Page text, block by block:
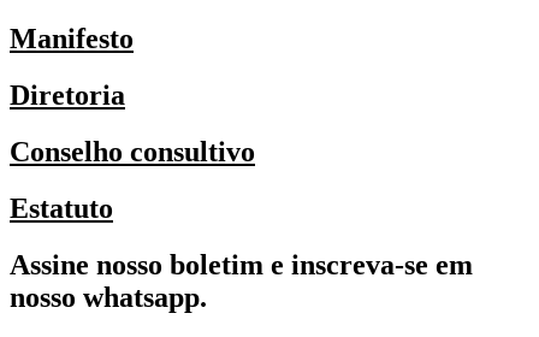
Manifesto
Diretoria
Conselho consultivo
Estatuto
Assine nosso boletim e inscreva-se em
nosso whatsapp.